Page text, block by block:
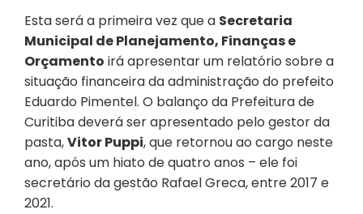
Esta será a primeira vez que a Secretaria
Municipal de Planejamento, Finanças e
Orçamento irá apresentar um relatório sobre a
situação financeira da administração do prefeito
Eduardo Pimentel. O balanço da Prefeitura de
Curitiba deverá ser apresentado pelo gestor da
pasta,Vitor Puppi, que retornou ao cargo neste
ano, após um hiato de quatro anos – ele foi
secretário da gestão Rafael Greca, entre 2017 e
2021.